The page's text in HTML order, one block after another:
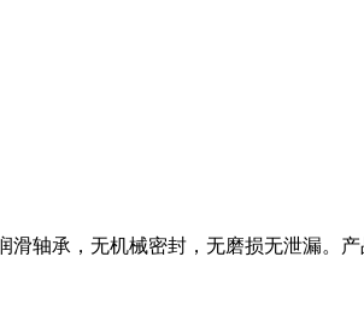
轴承，无机械密封，无磨损无泄漏。